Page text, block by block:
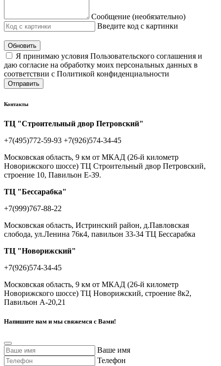
Сообщение (необязательно)
Введите код с картинки
Обновить
Я принимаю условия Пользовательского соглашения и
даю согласие на обработку моих персональных данных в
соответствии с Политикой конфиденциальности
Отправить
Контакты
ТЦ "Строительный двор Петровский"
+7(495)772-59-93 +7(926)574-34-45
Московская область, 9 км от МКАД (26-й километр
Новорижского шоссе) ТЦ Строительный двор Петровский,
строение 10, Павильон Е-39.
ТЦ "Бессарабка"
+7(999)767-88-22
Московская область, Истринский район, д.Павловская
слобода, ул.Ленина 76к4, павильон 33-34 ТЦ Бессарабка
ТЦ "Новорижский"
+7(926)574-34-45
Московская область, 9 км от МКАД (26-й километр
Новорижского шоссе) ТЦ Новорижский, строение 8к2,
Павильон А-20,21
Напишите нам и мы свяжемся с Вами!
Ваше имя
Телефон